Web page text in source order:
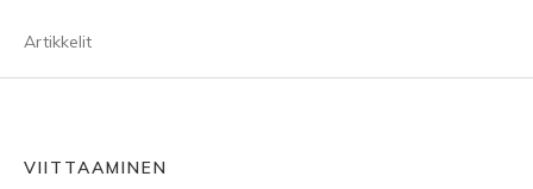
Artikkelit
VIITTAAMINEN